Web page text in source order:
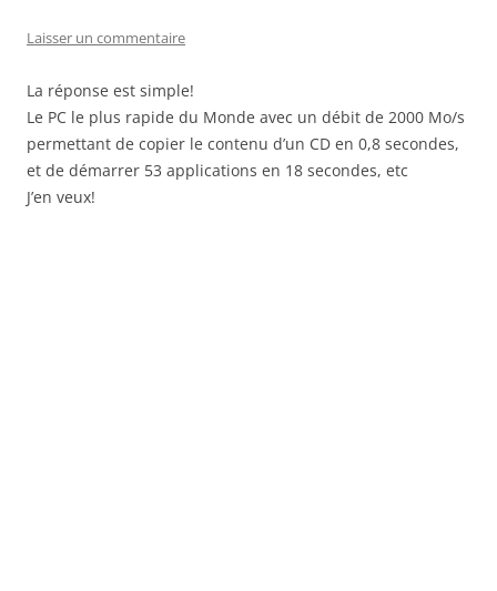
Laisser un commentaire
La réponse est simple!
Le PC le plus rapide du Monde avec un débit de 2000 Mo/s
permettant de copier le contenu d’un CD en 0,8 secondes,
et de démarrer 53 applications en 18 secondes, etc
J’en veux!